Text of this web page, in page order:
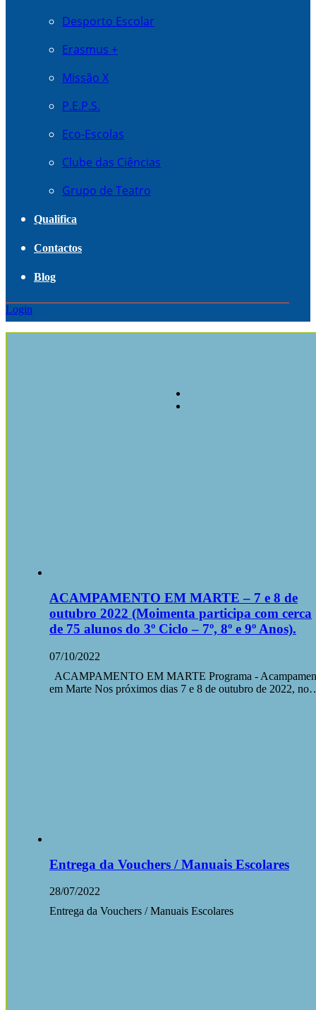
Desporto Escolar
Erasmus +
Missão X
P.E.P.S.
Eco-Escolas
Clube das Ciências
Grupo de Teatro
Qualifica
Contactos
Blog
Login
ACAMPAMENTO EM MARTE – 7 e 8 de
outubro 2022 (Moimenta participa com cerca
de 75 alunos do 3º Ciclo – 7º, 8º e 9º Anos).
07/10/2022
ACAMPAMENTO EM MARTE Programa -
em Marte Nos próximos dias 7 e 8 de outubro de 2022,
Entrega da Vouchers / Manuais Escolares
28/07/2022
Entrega da Vouchers / Manuais Escolares